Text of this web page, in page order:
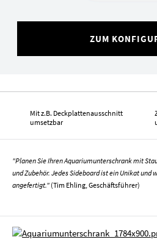
ZUM
Mit z.B. Deckplattenausschnitt
umsetzbar
"Planen Sie Ihren Aquariumunterschrank mit
und Zubehör. Jedes Sideboard ist ein Unikat und
angefertigt." (Tim Ehling, Geschäftsführer)